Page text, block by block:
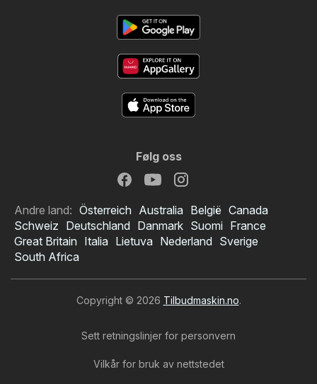
Følg oss
Andre land: Österreich Australia België Canada
Schweiz Deutschland Danmark Suomi France
Great Britain Italia Lietuva Nederland Sverige
South Africa
Copyright © 2026 Tilbudmaskin.no.
Sett retningslinjer for personvern
Vilkår for bruk av nettstedet